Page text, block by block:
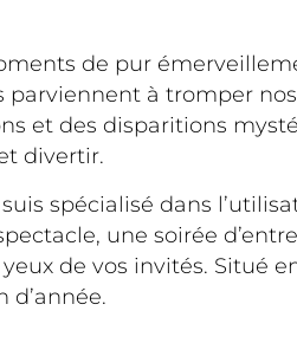
de pur
parviennent à tromper
et des disparitions
divertir.
spécialisé dans
une soirée
de vos invités. Situé